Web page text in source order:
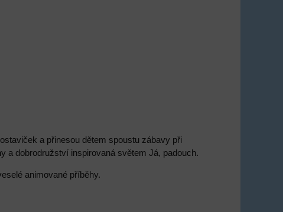
a přinesou dětem spoustu zábavy při
a dobrodružství inspirovaná světem Já, padouch.
animované příběhy.